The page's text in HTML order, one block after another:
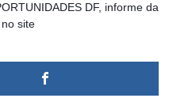
DF, informe da
site